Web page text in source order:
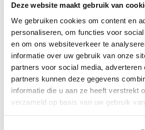
Deze website maakt gebruik van
We gebruiken cookies om content en
personaliseren, om functies voor
en om ons websiteverkeer te
informatie over uw gebruik van onze
partners voor social media, adverteren
partners kunnen deze gegevens
informatie die u aan ze heeft verstrekt
verzameld op basis van uw gebruik
Europese EPDM strook - 20
meter lengte - breedte 60
meter